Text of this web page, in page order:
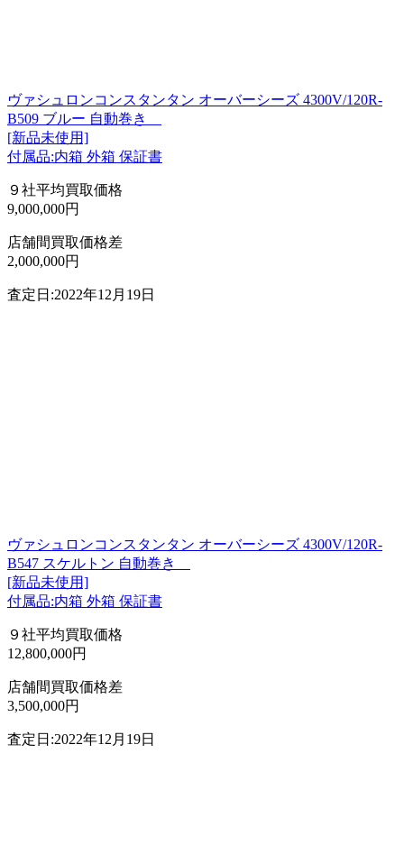
ヴァシュロンコンスタンタン オーバーシーズ 4300V/120R-
B509 ブルー 自動巻き
[新品未使用]
付属品:内箱 外箱 保証書
９社平均買取価格
9,000,000円
店舗間買取価格差
2,000,000円
査定日:2022年12月19日
ヴァシュロンコンスタンタン オーバーシーズ 4300V/120R-
B547 スケルトン 自動巻き
[新品未使用]
付属品:内箱 外箱 保証書
９社平均買取価格
12,800,000円
店舗間買取価格差
3,500,000円
査定日:2022年12月19日